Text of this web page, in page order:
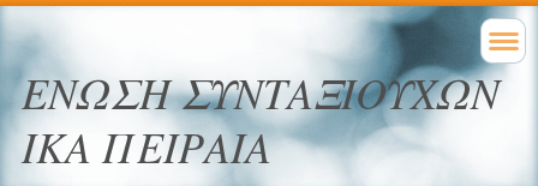
ΕΝΩΣΗ ΣΥΝΤΑΞΙΟΥΧΩΝ
ΙΚΑ ΠΕΙΡΑΙΑ